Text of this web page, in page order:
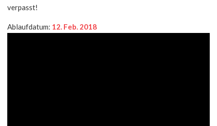
verpasst!
Ablaufdatum: 12. Feb. 2018